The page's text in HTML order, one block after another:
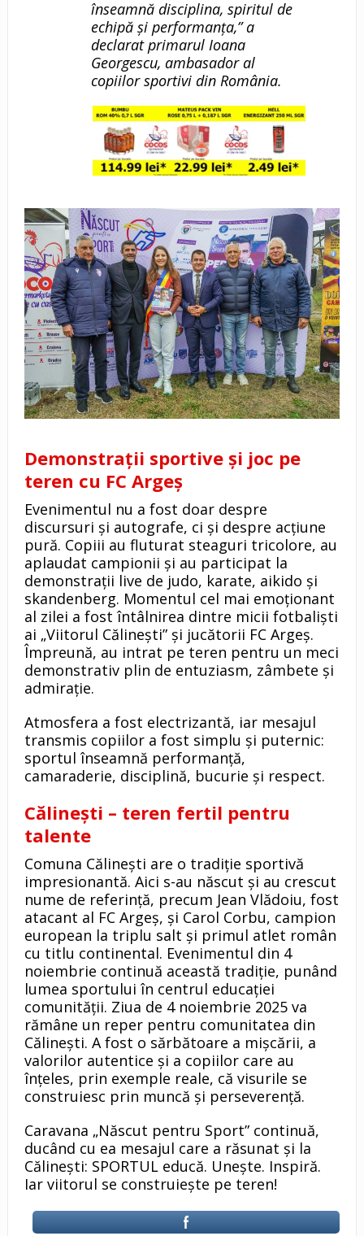
înseamnă disciplina, spiritul de
echipă și performanța,” a
declarat primarul Ioana
Georgescu, ambasador al
copiilor sportivi din România.
Demonstrații sportive și joc pe
teren cu FC Argeș
Evenimentul nu a fost doar despre
discursuri și autografe, ci și despre acțiune
pură. Copiii au fluturat steaguri tricolore, au
aplaudat campionii și au participat la
demonstrații live de judo, karate, aikido și
skandenberg. Momentul cel mai emoționant
al zilei a fost întâlnirea dintre micii fotbaliști
ai „Viitorul Călinești” și jucătorii FC Argeș.
Împreună, au intrat pe teren pentru un meci
demonstrativ plin de entuziasm, zâmbete și
admirație.
Atmosfera a fost electrizantă, iar mesajul
transmis copiilor a fost simplu și puternic:
sportul înseamnă performanță,
camaraderie, disciplină, bucurie și respect.
Călinești – teren fertil pentru
talente
Comuna Călinești are o tradiție sportivă
impresionantă. Aici s-au născut și au crescut
nume de referință, precum Jean Vlădoiu, fost
atacant al FC Argeș, și Carol Corbu, campion
european la triplu salt și primul atlet român
cu titlu continental. Evenimentul din 4
noiembrie continuă această tradiție, punând
lumea sportului în centrul educației
comunității. Ziua de 4 noiembrie 2025 va
rămâne un reper pentru comunitatea din
Călinești. A fost o sărbătoare a mișcării, a
valorilor autentice și a copiilor care au
înțeles, prin exemple reale, că visurile se
construiesc prin muncă și perseverență.
Caravana „Născut pentru Sport” continuă,
ducând cu ea mesajul care a răsunat și la
Călinești: SPORTUL educă. Unește. Inspiră.
Iar viitorul se construiește pe teren!